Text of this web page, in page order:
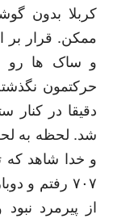
ﮐﺮﺑﻼ ﺑﺪﻭﻥ
ﻣﻤﮑﻦ. ﻗﺮﺍﺭ ﺑﺮ
ﻭ ﺳﺎﮎ ﻫﺎ ﺭﻭ
ﺣﺮﮐﺘﻤﻮﻥ
ﺷﺪ. ﻟﺤﻈﻪ ﺑﻪ
ﺍﺯ ﭘﯿﺮﻣﺮﺩ